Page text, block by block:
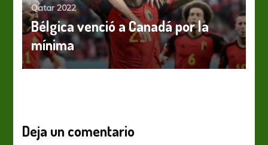
Qatar 2022
Bélgica venció a Canadá por la
mínima
Deja un comentario